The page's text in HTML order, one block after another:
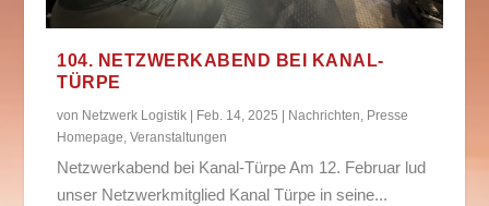
104. NETZWERKABEND BEI KANAL-
TÜRPE
von Netzwerk Logistik Feb. 14, 2025 Nachrichten, Presse
Homepage,Veranstaltungen
Netzwerkabend bei Kanal-Türpe Am 12. Februar lud
unser Netzwerkmitglied Kanal Türpe in seine...